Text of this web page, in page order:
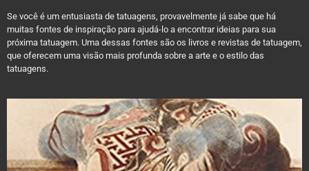
Se você é um entusiasta de tatuagens, provavelmente já sabe que há
muitas fontes de inspiração para ajudá-lo a encontrar ideias para sua
próxima tatuagem. Uma dessas fontes são os livros e revistas de tatuagem,
que oferecem uma visão mais profunda sobre a arte e o estilo das
tatuagens.